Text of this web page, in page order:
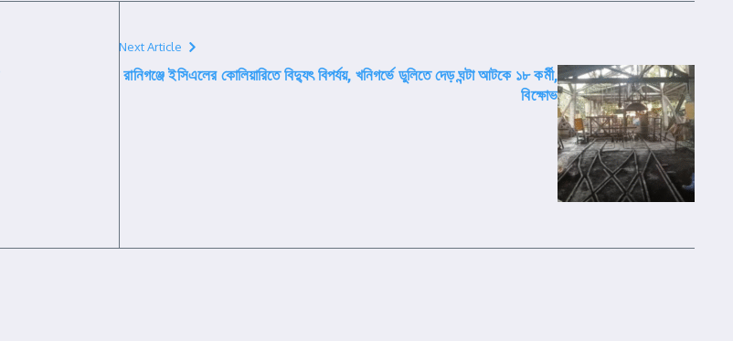
Next Article
রানিগঞ্জে ইসিএলের কোলিয়ারিতে বিদ্যুৎ বিপর্যয়, খনিগর্ভে ডুলিতে দেড় ঘন্টা আটকে ১৮ কর্মী,
বিক্ষোভ